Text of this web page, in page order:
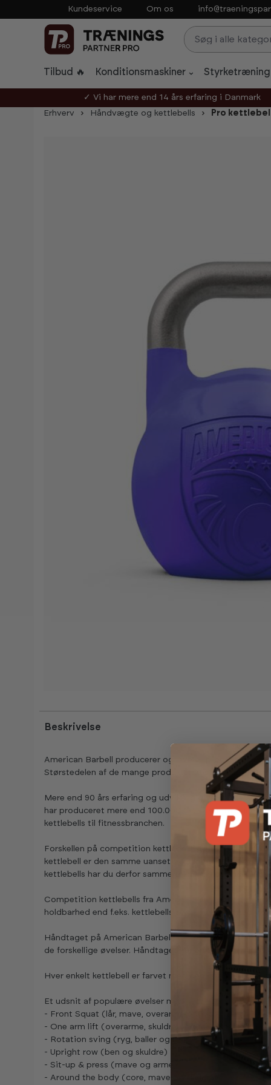
to main content
Skip to main navigation
Kundeservice Om os
Tilbud 🔥 Konditionsmaskiner Styrketræning
✓ Vi har mere end 14 års erfaring i Danmark
Erhverv
Håndvægte og kettlebells Pro
Beskrivelse
American Barbell producerer og leverer produkter af
Størstedelen af de mange produkter hos American
Mere end 90 års erfaring og udvikling giver nogle af
har produceret mere end 100.000 OL vægtstænger
kettlebells til fitnessbranchen.
Forskellen på competition kettlebells og almindelige
kettlebell er den samme uanset hvilken vægt, du
kettlebells har du derfor samme teknik og balance
Competition kettlebells fra American Barbell er
holdbarhed end f.eks. kettlebells som er belagt med
Håndtaget på American Barbell competition
de forskellige øvelser. Håndtaget har en diameter (Ø)
Hver enkelt kettlebell er farvet med den internationale
Et udsnit af populære øvelser med kettlebells ses her:
- Front Squat (lår, mave, overarme og ryg)
- One arm lift (overarme, skuldre og ryg)
- Rotation sving (ryg, baller og lår)
- Upright row (ben og skuldre)
- Sit-up & press (mave og arme)
- Around the body (core, mave og skuldre)